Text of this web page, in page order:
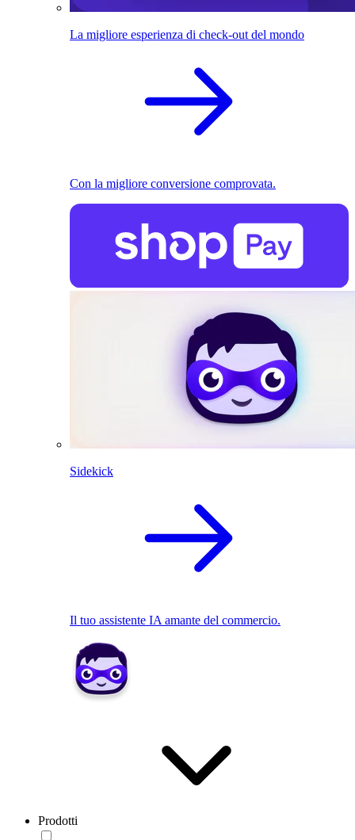
La migliore esperienza di check-out del mondo
Con la migliore conversione comprovata.
Sidekick
Il tuo assistente IA amante del commercio.
Prodotti